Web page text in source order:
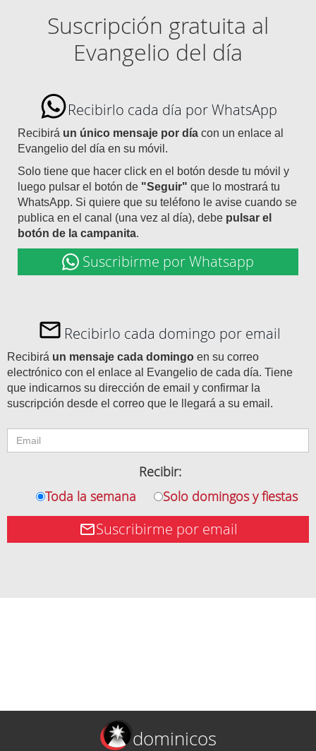
Suscripción gratuita al
Evangelio del día
Recibirlo cada día por WhatsApp
Recibirá un único mensaje por día con un enlace al
Evangelio del día en su móvil.
Solo tiene que hacer click en el botón desde tu móvil y
luego pulsar el botón de "Seguir" que lo mostrará tu
WhatsApp. Si quiere que su teléfono le avise cuando se
publica en el canal (una vez al día), debe pulsar el
botón de la campanita.
Suscribirme por Whatsapp
Recibirlo cada domingo por email
Recibirá un mensaje cada domingo en su correo
electrónico con el enlace al Evangelio de cada día. Tiene
que indicarnos su dirección de email y confirmar la
suscripción desde el correo que le llegará a su email.
Recibir:
Toda la semana
Solo domingos y fiestas
Suscribirme por email
dominicos